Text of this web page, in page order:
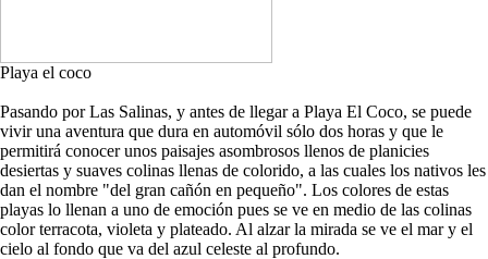
Playa el coco
Pasando por Las Salinas, y antes de llegar a Playa El Coco, se puede
vivir una aventura que dura en automóvil sólo dos horas y que le
permitirá conocer unos paisajes asombrosos llenos de planicies
desiertas y suaves colinas llenas de colorido, a las cuales los nativos les
dan el nombre "del gran cañón en pequeño". Los colores de estas
playas lo llenan a uno de emoción pues se ve en medio de las colinas
color terracota, violeta y plateado. Al alzar la mirada se ve el mar y el
cielo al fondo que va del azul celeste al profundo.